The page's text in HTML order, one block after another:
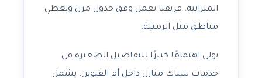
الميزانية. فريقنا يعمل وفق جدول مرن ويغطي
مناطق مثل الرميلة.
نولي اهتمامًا كبيرًا للتفاصيل الصغيرة في
خدمات سباك منازل داخل أم القيوين. يشمل